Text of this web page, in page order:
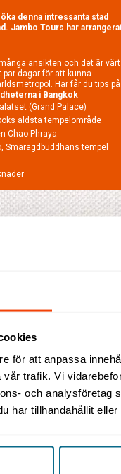
för att anpassa
trafik. Vi
och
har tillhandahållit
denna intressanta stad
Jambo Tours har
ansikten och det är värt
dagar för att kunna
Här får du tips på
i Bangkok:
(Grand Palace)
äldsta tempelområde
Chao Phraya
Smaragdbuddhans tempel
II, Bangkoks högsta byggnad
ex. Benjasiri Park
barnpassning och
fitnesscenter,
pendelbåtstjänst till
Rembrandt